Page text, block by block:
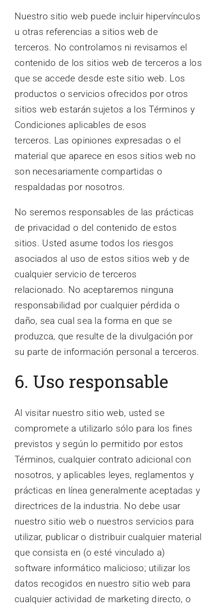
Nuestro sitio web puede incluir hipervínculos
u otras referencias a sitios web de
terceros. No controlamos ni revisamos el
contenido de los sitios web de terceros a los
que se accede desde este sitio web. Los
productos o servicios ofrecidos por otros
sitios web estarán sujetos a los Términos y
Condiciones aplicables de esos
terceros. Las opiniones expresadas o el
material que aparece en esos sitios web no
son necesariamente compartidas o
respaldadas por nosotros.
No seremos responsables de las prácticas
de privacidad o del contenido de estos
sitios. Usted asume todos los riesgos
asociados al uso de estos sitios web y de
cualquier servicio de terceros
relacionado. No aceptaremos ninguna
responsabilidad por cualquier pérdida o
daño, sea cual sea la forma en que se
produzca, que resulte de la divulgación por
su parte de información personal a terceros.
6. Uso responsable
Al visitar nuestro sitio web, usted se
compromete a utilizarlo sólo para los fines
previstos y según lo permitido por estos
Términos, cualquier contrato adicional con
nosotros, y aplicables leyes, reglamentos y
prácticas en línea generalmente aceptadas y
directrices de la industria. No debe usar
nuestro sitio web o nuestros servicios para
utilizar, publicar o distribuir cualquier material
que consista en (o esté vinculado a)
software informático malicioso; utilizar los
datos recogidos en nuestro sitio web para
cualquier actividad de marketing directo, o